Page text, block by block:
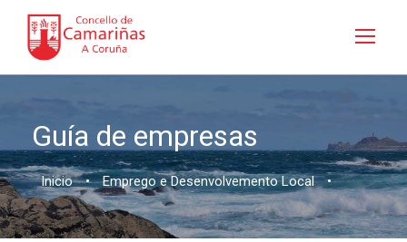
Guía de empresas
Inicio • Emprego e Desenvolvemento Local •